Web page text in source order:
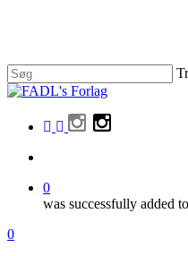
content
Close
facebook
linkedin
instagram
0
was successfully added
Menu
search
0